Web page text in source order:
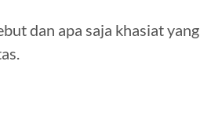
dan apa saja khasiat yang